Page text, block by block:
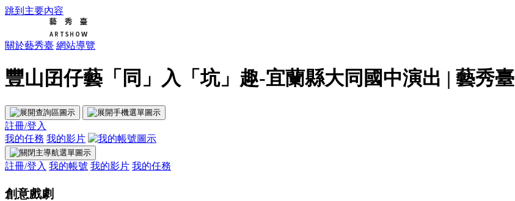
跳到主要內容
關於藝秀臺 網站導覽
豐山囝仔藝「同」入「坑」趣-宜蘭縣大同國中演出 | 藝秀臺
註冊/登入
我的任務 我的影片
註冊/登入 我的帳號 我的影片 我的任務
創意戲劇